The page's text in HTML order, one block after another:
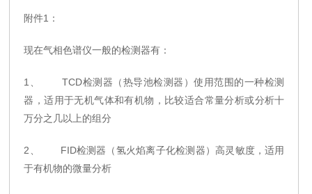
附件1：
现在气相色谱仪一般的检测器有：
1、 TCD检测器（热导池检测器）使用范围的一种检测
器，适用于无机气体和有机物，比较适合常量分析或分析十
万分之几以上的组分
2、 FID检测器（氢火焰离子化检测器）高灵敏度，适用
于有机物的微量分析